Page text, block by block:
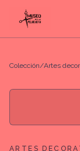
Colección/Artes
ARTES